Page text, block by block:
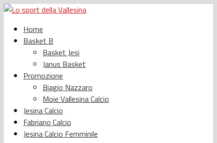
Home
Basket B
Basket Jesi
Janus Basket
Promozione
Biagio Nazzaro
Moie Vallesina Calcio
Jesina Calcio
Fabriano Calcio
Jesina Calcio Femminile